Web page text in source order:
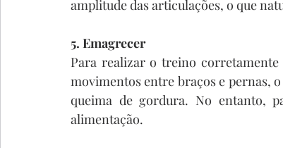
amplitude das articulações, o que
5. Emagrecer
Para realizar o treino
movimentos entre braços e pernas,
queima de gordura. No entanto,
alimentação.